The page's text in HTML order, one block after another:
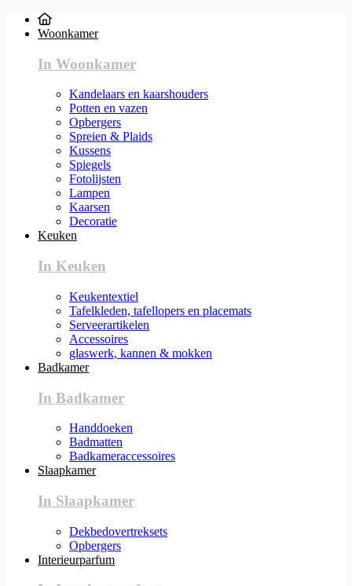
Woonkamer
In Woonkamer
Kandelaars en kaarshouders
Potten en vazen
Opbergers
Spreien & Plaids
Kussens
Spiegels
Fotolijsten
Lampen
Kaarsen
Decoratie
Keuken
In Keuken
Keukentextiel
Tafelkleden, tafellopers en placemats
Serveerartikelen
Accessoires
glaswerk, kannen & mokken
Badkamer
In Badkamer
Handdoeken
Badmatten
Badkameraccessoires
Slaapkamer
In Slaapkamer
Dekbedovertreksets
Opbergers
Interieurparfum